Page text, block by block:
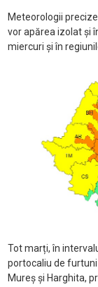
Meteorologii
vor apărea izolat și
miercuri și în
Tot marți, în
portocaliu de furtuni
Mureș și Harghita,